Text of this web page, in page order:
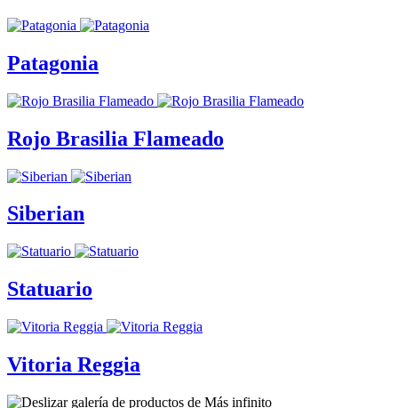
Patagonia
Rojo Brasilia Flameado
Siberian
Statuario
Vitoria Reggia